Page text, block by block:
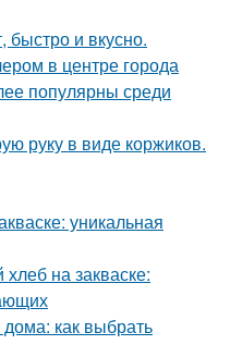
быстро и вкусно.
в центре города
популярны среди
руку в виде коржиков.
уникальная
на закваске:
как выбрать